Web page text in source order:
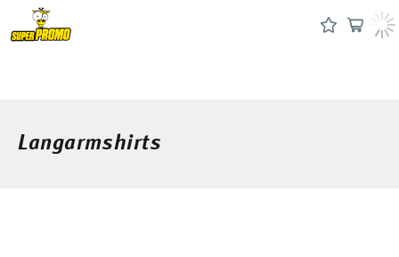
Langarmshirts